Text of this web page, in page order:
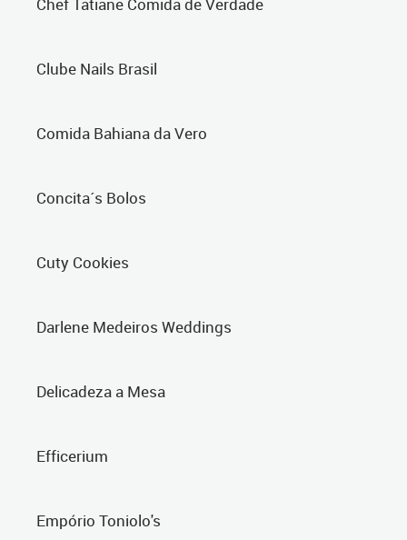
Chef Tatiane Comida de Verdade
Clube Nails Brasil
Comida Bahiana da Vero
Concita´s Bolos
Cuty Cookies
Darlene Medeiros Weddings
Delicadeza a Mesa
Efficerium
Empório Toniolo's